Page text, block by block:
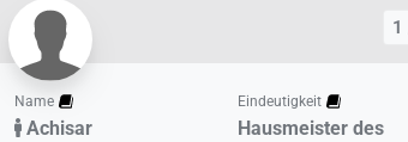
Permanenter Link
1
Name
Achisar
Eindeutigkeit
Hausmeister des